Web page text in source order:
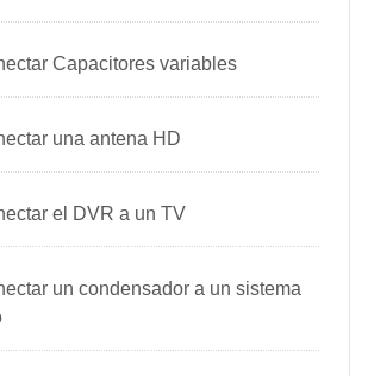
Capacitores variables
una antena HD
el DVR a un TV
un condensador a un sistema